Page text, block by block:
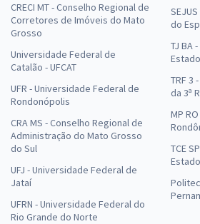
CRECI MT - Conselho Regional de
Corretores de Imóveis do Mato
Grosso
Universidade Federal de
Catalão - UFCAT
UFR - Universidade Federal de
Rondonópolis
CRA MS - Conselho Regional de
Administração do Mato Grosso
do Sul
UFJ - Universidade Federal de
Jataí
UFRN - Universidade Federal do
Rio Grande do Norte
do
TJ BA
TRF 3
da 3ª
MP
TCE